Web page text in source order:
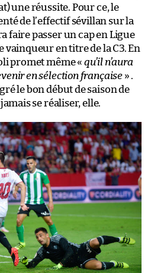
une réussite. Pour ce, le
de l’effectif sévillan sur la
faire passer un cap en Ligue
en titre de la C3. En
promet même « qu’il n’aura
en sélection française » .
le bon début de saison de
se réaliser, elle.